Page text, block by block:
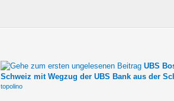
UBS
Schweiz mit Wegzug der UBS Bank aus der
topolino